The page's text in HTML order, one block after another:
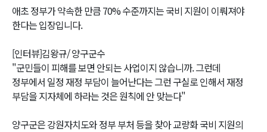
애초 정부가 약속한 만큼 70% 수준까지는 국비 지원이 이뤄져야
한다는 입장입니다.
[인터뷰]김왕규/ 양구군수
"군민들이 피해를 보면 안되는 사업이지 않습니까. 그런데
정부에서 일정 재정 부담이 늘어난다는 그런 구실로 인해서 재정
부담을 지자체에 하라는 것은 원칙에 안 맞는다"
양구군은 강원자치도와 정부 부처 등을 찾아 교량화 국비 지원의